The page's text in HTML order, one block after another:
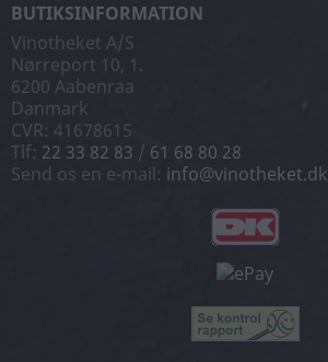
BUTIKSINFORMATION
Vinotheket A/S
Nørreport 10, 1.
6200 Aabenraa
Danmark
CVR: 41678615
Tlf: 22 33 82 83 / 61 68 80 28
Send os en e-mail: info@vinotheket.dk